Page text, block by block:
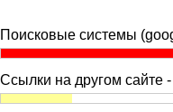
Поисковые системы
Ссылки на другом сайте